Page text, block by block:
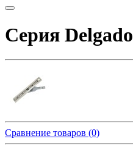
Серия Delgado
Сравнение товаров (0)